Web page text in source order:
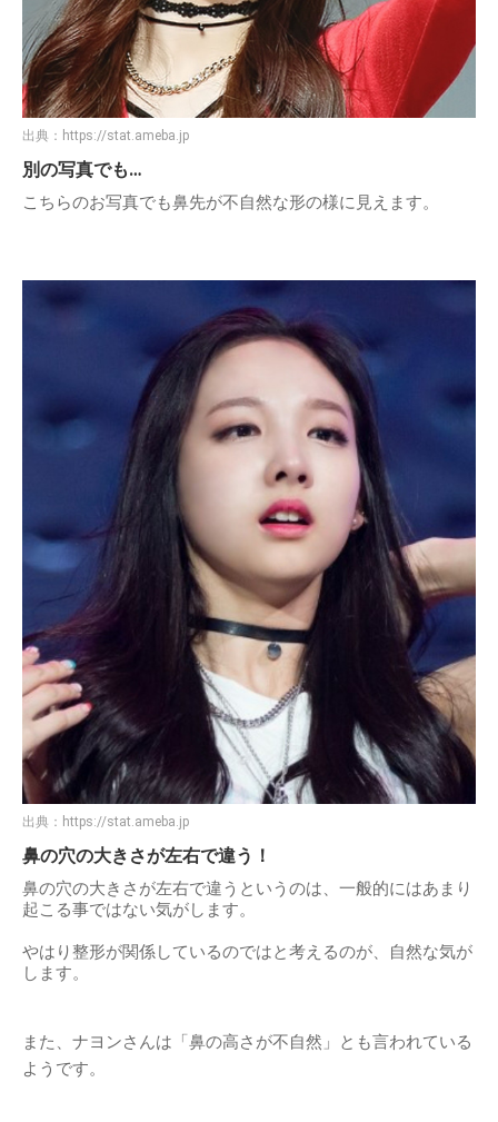
出典： https://stat.ameba.jp
別の写真でも…
こちらのお写真でも鼻先が不自然な形の様に見えます。
出典： https://stat.ameba.jp
鼻の穴の大きさが左右で違う！
鼻の穴の大きさが左右で違うというのは、一般的にはあまり
起こる事ではない気がします。
やはり整形が関係しているのではと考えるのが、自然な気が
します。
また、ナヨンさんは「鼻の高さが不自然」とも言われている
ようです。